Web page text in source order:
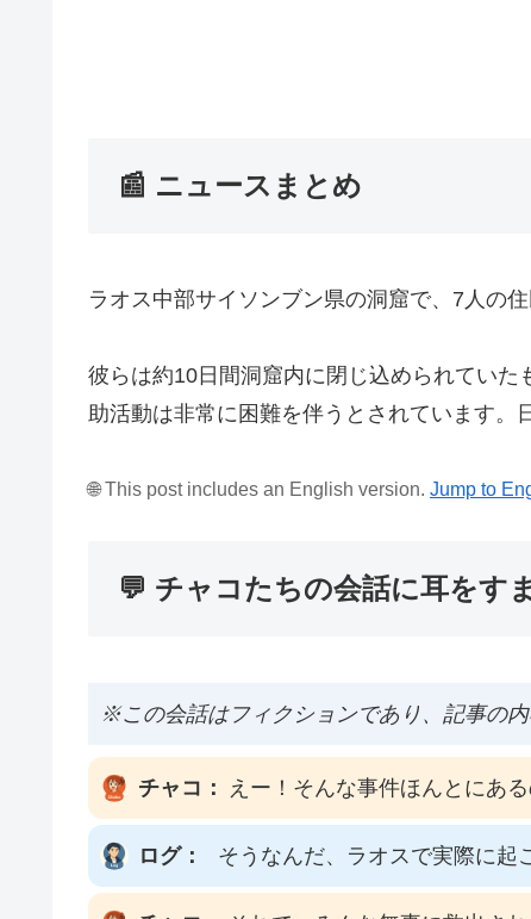
📰 ニュースまとめ
ラオス中部サイソンブン県の洞窟で、7人の
彼らは約10日間洞窟内に閉じ込められてい
助活動は非常に困難を伴うとされています。
🌐 This post includes an English version. Jump to
💬 チャコたちの会話に耳をす
※この会話はフィクションであり、記事の内
チャコ： えー！そんな事件ほんとにある
ログ： そうなんだ、ラオスで実際に起